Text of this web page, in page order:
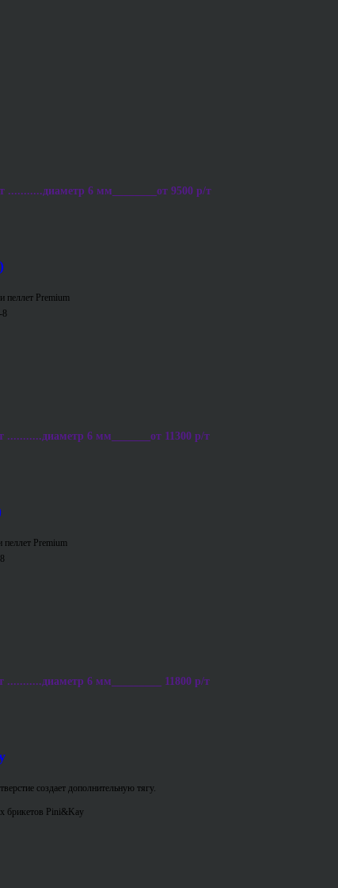
...........диаметр 6 мм________от 9500 р/т
пеллет Premium
8
...........диаметр 6 мм_______от 11300 р/т
пеллет Premium
...........диаметр 6 мм_________ 11800 р/т
создает дополнительную тягу.
брикетов Pini&Kay